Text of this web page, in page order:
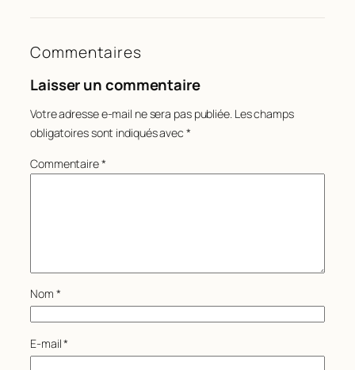
Commentaires
Laisser un commentaire
Votre adresse e-mail ne sera pas publiée. Les champs
obligatoires sont indiqués avec *
Commentaire*
Nom *
E-mail*